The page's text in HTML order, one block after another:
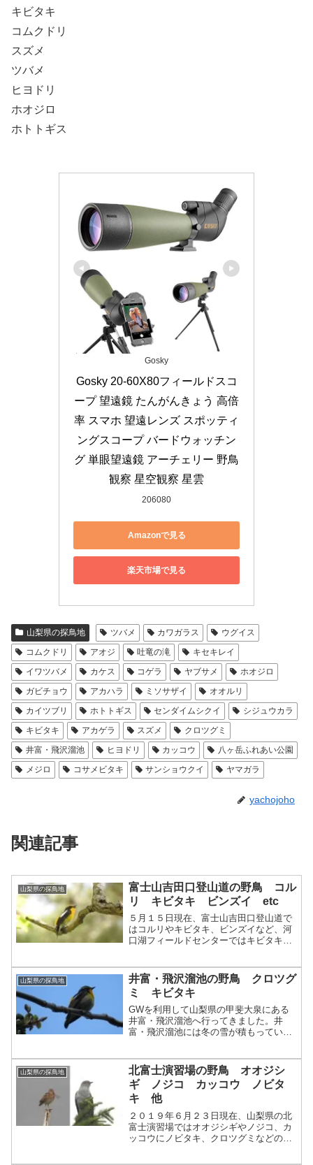
キビタキ
コムクドリ
スズメ
ツバメ
ヒヨドリ
ホオジロ
ホトトギス
Gosky
Gosky 20-60X80フィールドスコ
ープ 望遠鏡 たんがんきょう 高倍
率 スマホ 望遠レンズ スポッティ
ングスコープ バードウォッチン
グ 単眼望遠鏡 アーチェリー 野鳥
観察 星空観察 星雲
206080
Amazonで見る
楽天市場で見る
山梨県の探鳥地 ツバメ カワガラス
ウグイス
コムクドリ
アオジ 吐竜の滝
キセキレイ
イワツバメ
カケス コゲラ ヤブサメ
ホオジロ
ガビチョウ
アカハラ ミソサザイ
オオルリ
カイツブリ
ホトトギス センダイムシクイ
シジュウカラ
キビタキ
アカゲラ スズメ
クロツグミ
井富・飛沢溜池
ヒヨドリ カッコウ
八ヶ岳ふれあい公園
メジロ
コサメビタキ サンショウクイ ヤマガラ
yachojoho
関連記事
山梨県の探鳥地
富士山吉田口登山道の野鳥 コル
リ キビタキ ビンズイ etc
５月１５日現在、富士山吉田口登山道で
はコルリやキビタキ、ビンズイなど、河
口湖フィールドセンターではキビタキや
山梨県の探鳥地
井富・飛沢溜池の野鳥 クロツグ
ミ キビタキ
GWを利用して山梨県の甲斐大泉にある
井富・飛沢溜池へ行ってきました。井
富・飛沢溜池には冬の雪が積もっている
ます。声は聞こえど姿が見えずの代表的
な野鳥のウグイスですが今回...
山梨県の探鳥地
北富士演習場の野鳥 オオジシ
ギ ノジコ カッコウ ノビタ
キ 他
２０１９年６月２３日現在、山梨県の北
富士演習場ではオオジシギやノジコ、カ
ッコウにノビタキ、クロツグミなどの野